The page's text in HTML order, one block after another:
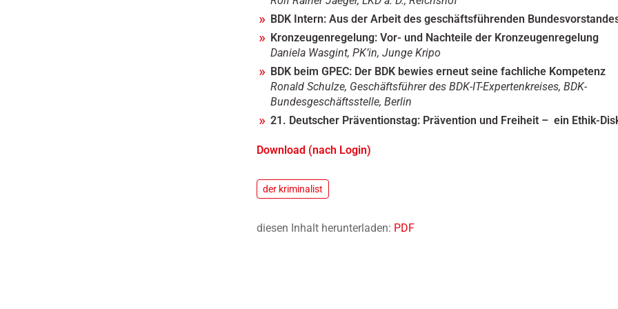
BDK Intern: Aus der Arbeit des geschäftsführenden
Kronzeugenregelung: Vor- und Nachteile der Kronzeugenregelung
Daniela Wasgint, PK’in, Junge Kripo
BDK beim GPEC: Der BDK bewies erneut seine fachliche Kompetenz
Ronald Schulze, Geschäftsführer des BDK-IT-Expertenkreises, BDK-
Bundesgeschäftsstelle, Berlin
21. Deutscher Präventionstag: Prävention und Freiheit – ein Ethik-
Download (nach Login)
der kriminalist
diesen Inhalt herunterladen: PDF